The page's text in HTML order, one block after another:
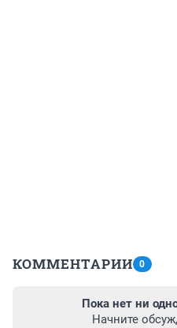
КОММЕНТАРИИ 0
Пока нет ни
Начните